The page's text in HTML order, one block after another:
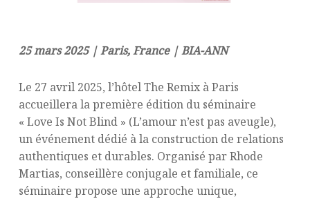
25 mars 2025 | Paris, France | BIA-ANN
Le 27 avril 2025, l’hôtel The Remix à Paris
accueillera la première édition du séminaire
« Love Is Not Blind » (L’amour n’est pas aveugle),
un événement dédié à la construction de relations
authentiques et durables. Organisé par Rhode
Martias, conseillère conjugale et familiale, ce
séminaire propose une approche unique,